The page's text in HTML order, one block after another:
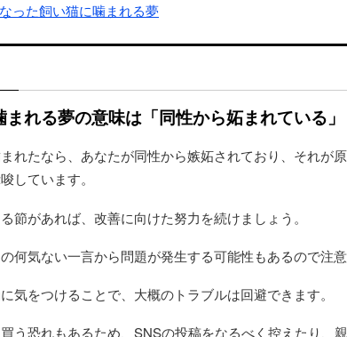
った飼い猫に噛まれる夢
まれる夢の意味は「同性から妬まれている」
れたなら、あなたが同性から嫉妬されており、それが
しています。
節があれば、改善に向けた努力を続けましょう。
何気ない一言から問題が発生する可能性もあるので注意
気をつけることで、大概のトラブルは回避できます。
う恐れもあるため、SNSの投稿をなるべく控えたり、